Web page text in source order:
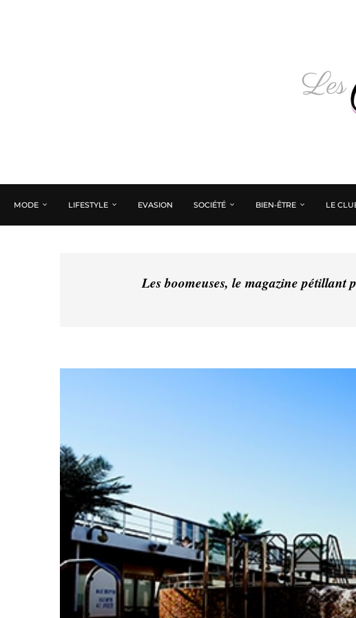
MODE LIFESTYLE EVASION SOCIÉTÉ BIEN-ÊTRE LE
Les boomeuses, le magazine pétillant